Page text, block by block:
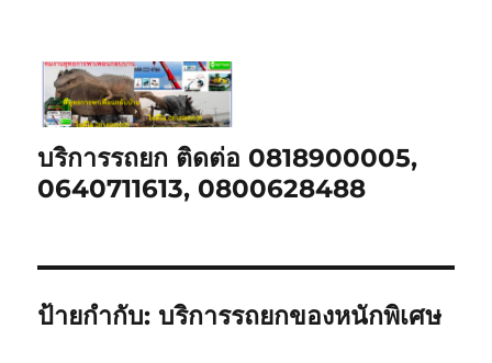
บริการรถยก ติดต่อ 0818900005,
0640711613, 0800628488
ป้ายกำกับ:บริการรถยกของหนักพิเศษ